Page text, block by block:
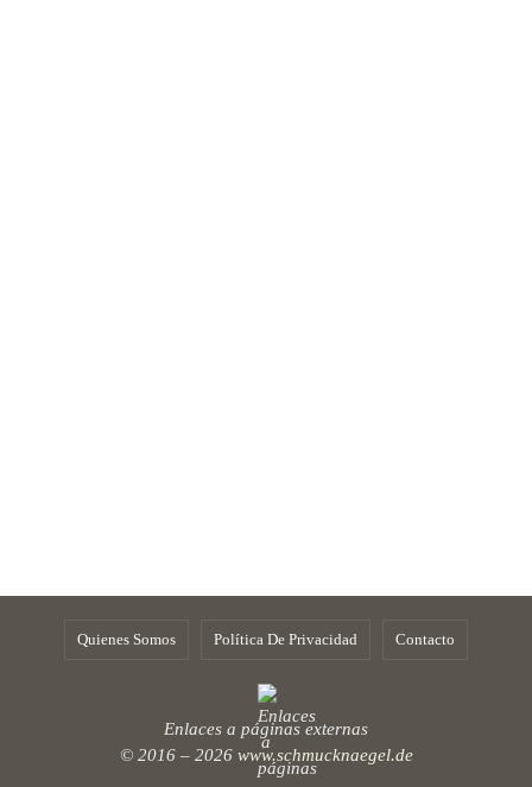
Quienes Somos Política De Privacidad Contacto
Enlaces a páginas externas
© 2016 – 2026 www.schmucknaegel.de